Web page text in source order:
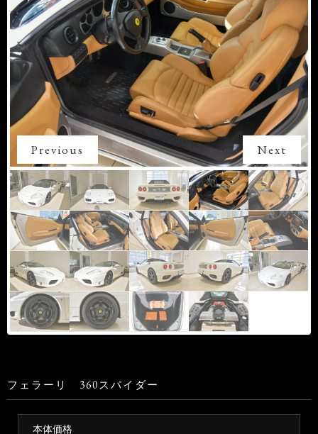
Previous Next
フェラーリ 360スパイダー
本体価格